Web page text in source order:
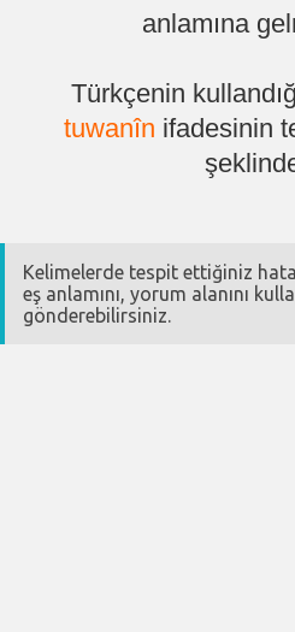
anlamına
Türkçenin
tuwanîn ifadesinin
Kelimelerde tespit ettiğiniz
eş anlamını, yorum alanını
gönderebilirsiniz.